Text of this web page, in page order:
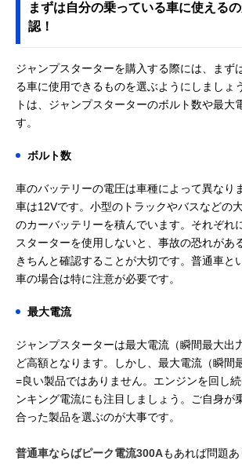
まずは自分の乗っている車に使える
認！
ジャンプスターターを購入する際には、まず
る車に使用できるものを選ぶようにしましょ
トは、ジャンプスターターのボルト数や最大
す。
ボルト数
車のバッテリーの電圧は車種によって異なり
車は12Vです。小型のトラックやバスなどの
のカーバッテリーを積んでいます。それぞれ
スターターを使用しないと、事故の恐れがあ
きちんと確認することが大切です。普通車と
車の場合は特に注意が必要です。
最大電流
ジャンプスターターは最大電流（瞬間最大出
ど高額となります。しかし、最大電流（瞬間
=良い製品ではありません。エンジンを回し
ンキング電流にも注目しましょう。ご自身が
合った製品を選ぶのが大事です。
普通車ならばピーク電流300Aもあれば問題あ